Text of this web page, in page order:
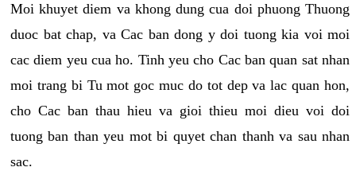
Moi khuyet diem va khong dung cua doi phuong Thuong
duoc bat chap, va Cac ban dong y doi tuong kia voi moi
cac diem yeu cua ho. Tinh yeu cho Cac ban quan sat nhan
moi trang bi Tu mot goc muc do tot dep va lac quan hon,
cho Cac ban thau hieu va gioi thieu moi dieu voi doi
tuong ban than yeu mot bi quyet chan thanh va sau nhan
sac.